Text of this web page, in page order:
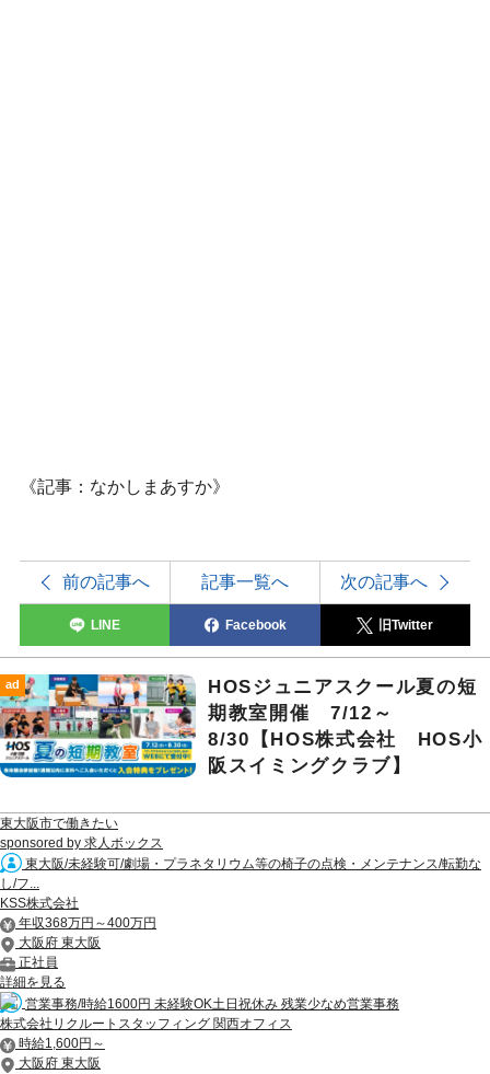
《記事：なかしまあすか》
前の記事へ 記事一覧へ 次の記事へ
LINE Facebook 旧Twitter
ad
HOSジュニアスクール夏の短
期教室開催 7/12～
8/30【HOS株式会社 HOS小
阪スイミングクラブ】
東大阪市で働きたい
sponsored by 求人ボックス
東大阪/未経験可/劇場・プラネタリウム等の椅子の点検・メンテナンス/転勤な
し/フ...
KSS株式会社
年収368万円～400万円
大阪府 東大阪
正社員
詳細を見る
営業事務/時給1600円 未経験OK土日祝休み 残業少なめ営業事務
株式会社リクルートスタッフィング 関西オフィス
時給1,600円～
大阪府 東大阪